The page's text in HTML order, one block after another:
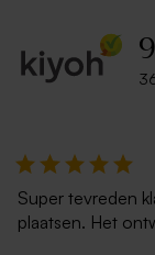
Super tevreden
plaatsen. Het